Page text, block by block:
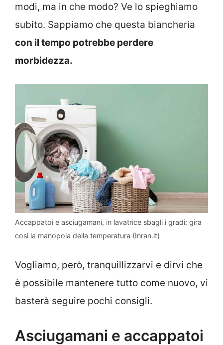
modi, ma in che modo? Ve lo spieghiamo
subito. Sappiamo che questa biancheria
con il tempo potrebbe perdere
morbidezza.
Accappatoi e asciugamani, in lavatrice sbagli i gradi: gira
così la manopola della temperatura (Inran.it)
Vogliamo, però, tranquillizzarvi e dirvi che
è possibile mantenere tutto come nuovo, vi
basterà seguire pochi consigli.
Asciugamani e accappatoi